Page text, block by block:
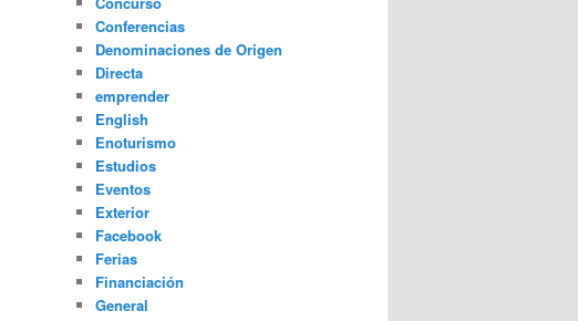
Conferencias
Denominaciones de Origen
Directa
emprender
English
Enoturismo
Estudios
Eventos
Exterior
Facebook
Ferias
Financiación
General